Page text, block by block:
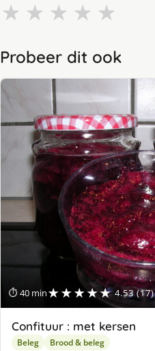
★ ★ ★ ★ ★
Probeer dit ook
⏱ 40 min★★★★★ 4.53 (17)
Confituur : met kersen
Beleg Brood & beleg